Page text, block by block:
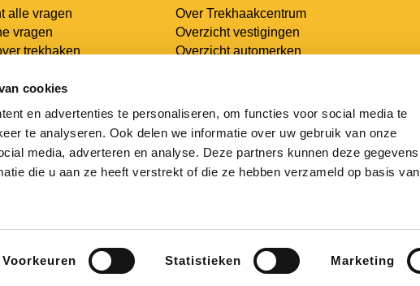
cookies
en advertenties te personaliseren, om functies voor social media te
te analyseren. Ook delen we informatie over uw gebruik van onze
media, adverteren en analyse. Deze partners kunnen deze gegevens
die u aan ze heeft verstrekt of die ze hebben verzameld op basis van
Voorkeuren Statistieken Marketing
alle vragen
vragen
trekhaken
techniek
trekhaken
aanvragen
Over Trekhaakcentrum
Overzicht vestigingen
Overzicht automerken
Franchiseformule
Login oude portal
Login nieuwe portal